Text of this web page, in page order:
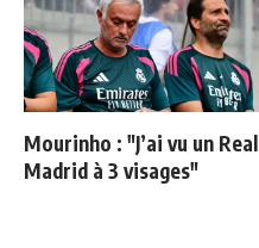
Mourinho : "J’ai vu un Real
Madrid à 3 visages"